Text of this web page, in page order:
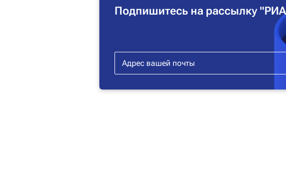
Подпишитесь на рассылку